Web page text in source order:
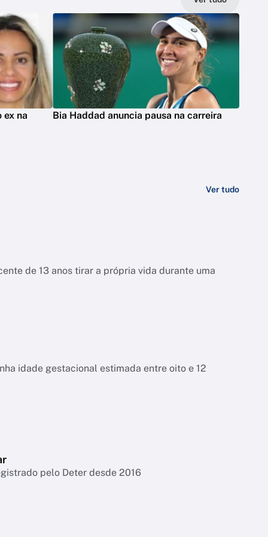
ex na
Bia Haddad anuncia pausa na carreira
Ver tudo
de 13 anos tirar a própria vida durante uma
idade gestacional estimada entre oito e 12
pelo Deter desde 2016